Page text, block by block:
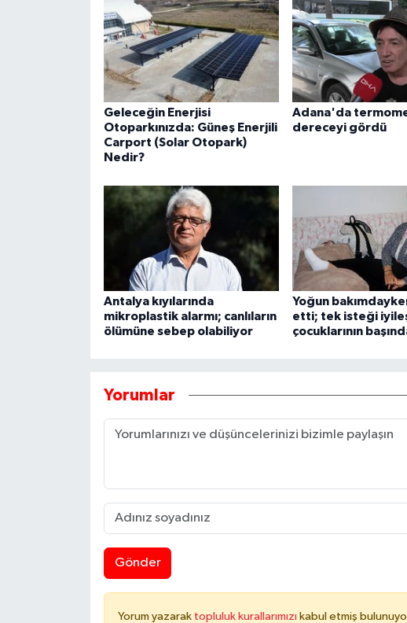
Geleceğin Enerjisi
Otoparkınızda: Güneş Enerjili
Carport (Solar Otopark)
Nedir?
Adana'da
dereceyi gördü
Antalya kıyılarında
mikroplastik alarmı; canlıların
ölümüne sebep olabiliyor
Yoğun
etti; tek isteği
çocuklarının
Yorumlar
Gönder
Yorum yazarak topluluk kurallarımızı kabul etmiş